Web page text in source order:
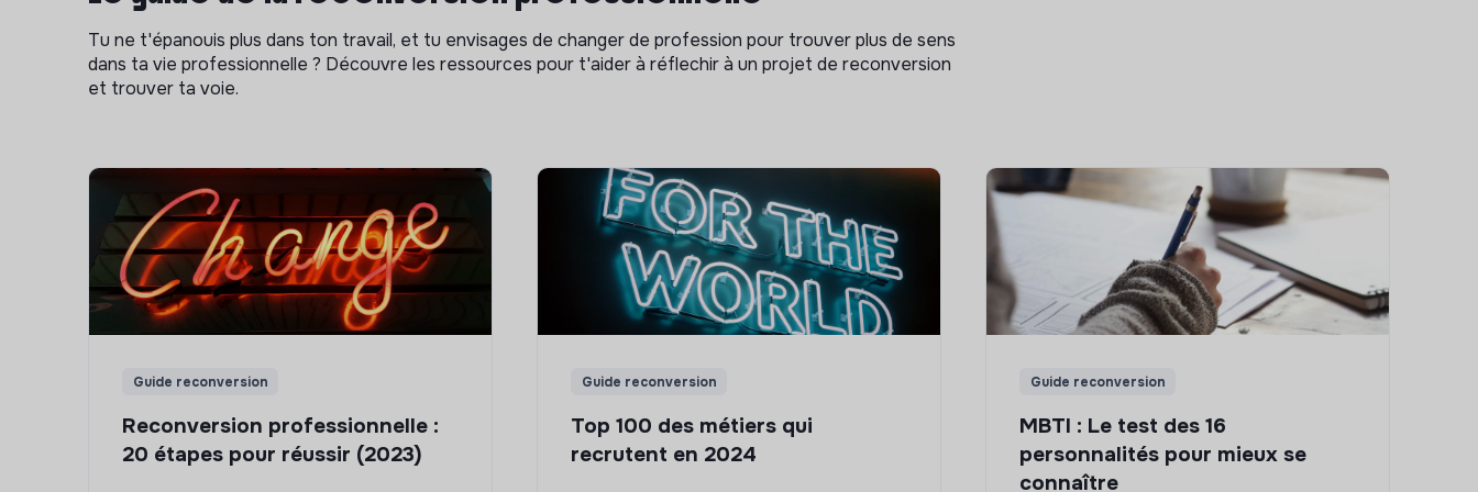
Tu ne t'épanouis plus dans ton travail, et tu envisages de changer de profession pour trouver plus de sens
dans ta vie professionnelle ? Découvre les ressources pour t'aider à réflechir à un projet de reconversion
et trouver ta voie.
Guide reconversion
Reconversion professionnelle :
20 étapes pour réussir (2023)
Guide reconversion
Top 100 des métiers qui
recrutent en 2024
Guide reconversion
MBTI : Le test des 16
personnalités pour mieux se
connaître